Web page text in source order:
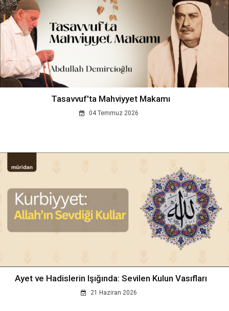
Tasavvuf'ta Mahviyyet Makamı
04 Temmuz 2026
Ayet ve Hadislerin Işığında: Sevilen Kulun Vasıfları
21 Haziran 2026